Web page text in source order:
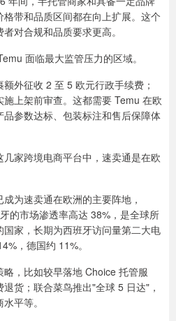
带和品质区间都在向上扩展。这个
对合规和品质要求更高。
面临最大监管压力的区域。
外征收 2 至 5 欧元行政手续费；
上架前审查。这都需要 Temu 在欧
参数达标、包装标注和售后保障体
家跨境电商平台中，速卖通是在欧
为速卖通在欧洲的主要阵地，
的市场渗透率高达 38%，是全球所
家，长期为西班牙访问量第二大电
，德国约 11%。
，比如较早落地 Choice 托管服
货；联合菜鸟推出"全球 5 日达"，
平等。